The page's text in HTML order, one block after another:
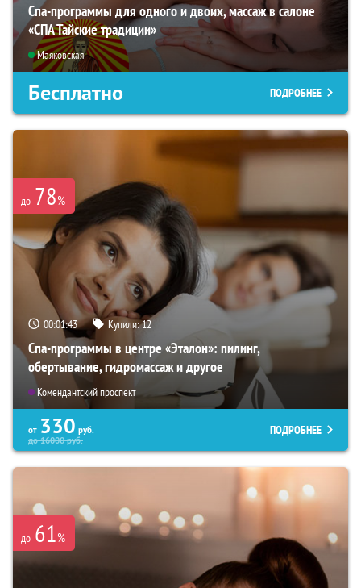
Спа-программы для одного и двоих, массаж в салоне
«СПА Тайские традиции»
Маяковская
Бесплатно ПОДРОБНЕЕ
до 78%
00:01:42 Купили:12
Спа-программы в центре «Эталон»: пилинг,
обертывание, гидромассаж и другое
Комендантский проспект
от 330 руб.
до16000руб.
ПОДРОБНЕЕ
до 61%